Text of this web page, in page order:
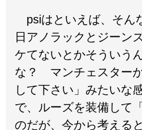
psiはといえば、そん
日アノラックとジーン
ケてないとかそういう
な？ マンチェスター
して下さい」みたいな
で、ルーズを装備して
のだが、今から考える